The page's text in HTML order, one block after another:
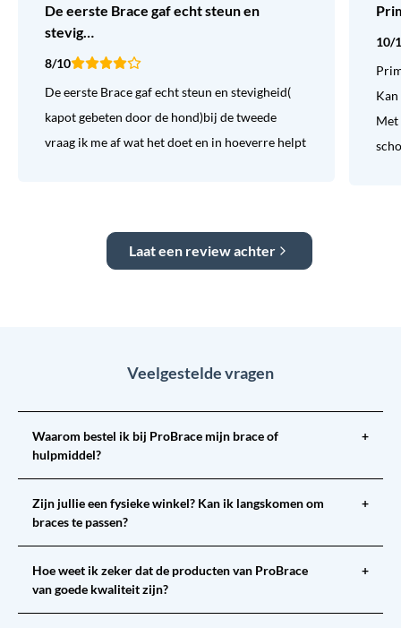
De eerste Brace gaf echt steun en
stevig…
8/10
De eerste Brace gaf echt steun en stevigheid(
kapot gebeten door de hond)bij de tweede
vraag ik me af wat het doet en in hoeverre helpt
10/
Met
Laat een review achter
Veelgestelde vragen
Waarom bestel ik bij ProBrace mijn brace of
hulpmiddel?
+
Zijn jullie een fysieke winkel? Kan ik langskomen om
braces te passen?
+
Hoe weet ik zeker dat de producten van ProBrace
van goede kwaliteit zijn?
+